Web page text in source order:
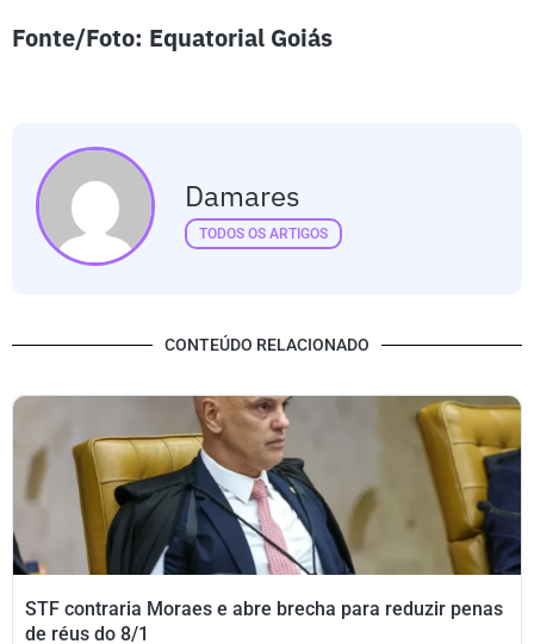
Fonte/Foto: Equatorial Goiás
Damares
TODOS OS ARTIGOS
CONTEÚDO RELACIONADO
STF contraria Moraes e abre brecha para reduzir penas
de réus do 8/1